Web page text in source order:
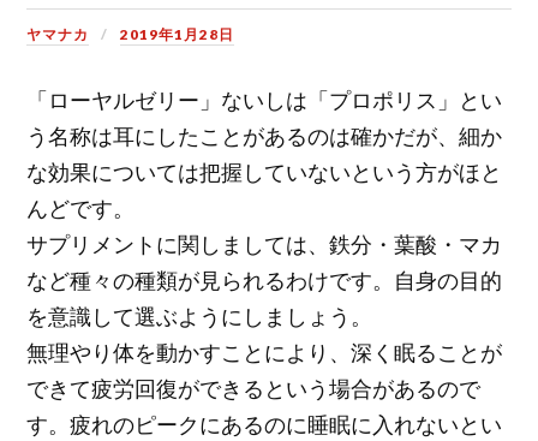
ヤマナカ 2019年1月28日
「ローヤルゼリー」ないしは「プロポリス」とい
う名称は耳にしたことがあるのは確かだが、細か
な効果については把握していないという方がほと
んどです。
サプリメントに関しましては、鉄分・葉酸・マカ
など種々の種類が見られるわけです。自身の目的
を意識して選ぶようにしましょう。
無理やり体を動かすことにより、深く眠ることが
できて疲労回復ができるという場合があるので
す。疲れのピークにあるのに睡眠に入れないとい